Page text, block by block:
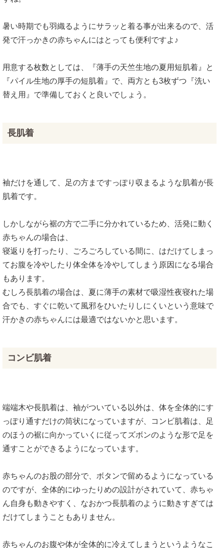
暑い時期でも羽織るようにサラッと着る事が出来るので、活
発で汗っかきの赤ちゃんにはとっても便利ですよ♪
用意する枚数としては、『薄手の天竺生地の夏用短肌着』と
『パイル生地の厚手の短肌着』で、両方とも3枚ずつ『洗い
替え用』で準備しておくと良いでしょう。
長肌着
袖だけを通して、足の方まですっぽり収まるような肌着が長
肌着です。
しかしながら裾の方で二手に分かれているため、活発に動く
赤ちゃんの場合は、
寝返りを打ったり、ごろごろしている間に、はだけてしまっ
てお腹を冷やしたり体全体を冷やしてしまう原因になる場合
もあります。
むしろ長肌着の場合は、夏に薄手の素材で吸湿性夜寝れた場
合でも、すぐに乾いて風邪をひいたりしにくいという意味で
汗かきの赤ちゃんには最適ではないかと思います。
コンビ肌着
端端木や長肌着は、袖がついている以外は、体を全体的にす
っぽり通すだけの筒状になっていますが、コンビ肌着は、足
のほうの裾に向かっていくに従ってズボンのような形で足を
通すことができるようになっています。
赤ちゃんのお股の部分で、ボタンで留めるようになっている
のですが、全体的にゆったりめの設計がされていて、赤ちゃ
ん自身も動きやすく、なおかつ長肌着のように動きすぎては
だけてしまうこともありません。
赤ちゃんのお腹や体が全体的に冷えてしまうというようなこ